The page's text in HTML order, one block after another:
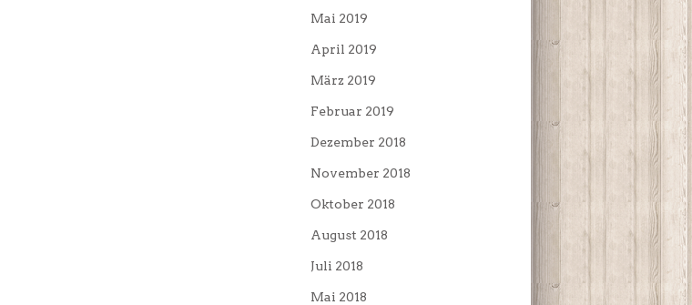
Mai 2019
April 2019
März 2019
Februar 2019
Dezember 2018
November 2018
Oktober 2018
August 2018
Juli 2018
Mai 2018